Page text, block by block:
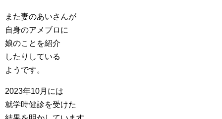
また妻のあいさんが
自身のアメブロに
娘のことを紹介
したりしている
ようです。
2023年10月には
就学時健診を受けた